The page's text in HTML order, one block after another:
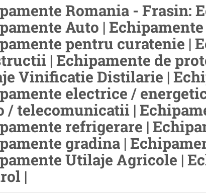
Romania - Frasin:
Auto |
pentru curatenie |
| Echipamente de
Vinificatie Distilarie |
electrice /
/ telecomunicatii |
refrigerare |
gradina |
Utilaje Agricole |
|